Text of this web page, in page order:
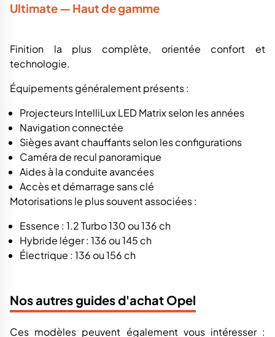
Ultimate — Haut de gamme
Finition la plus complète, orientée confort et
technologie.
Équipements généralement présents :
Projecteurs IntelliLux LED Matrix selon les années
Navigation connectée
Sièges avant chauffants selon les configurations
Caméra de recul panoramique
Aides à la conduite avancées
Accès et démarrage sans clé
Motorisations le plus souvent associées :
Essence : 1.2 Turbo 130 ou 136 ch
Hybride léger : 136 ou 145 ch
Électrique : 136 ou 156 ch
Nos autres guides d'achat Opel
Ces modèles peuvent également vous intéresser :